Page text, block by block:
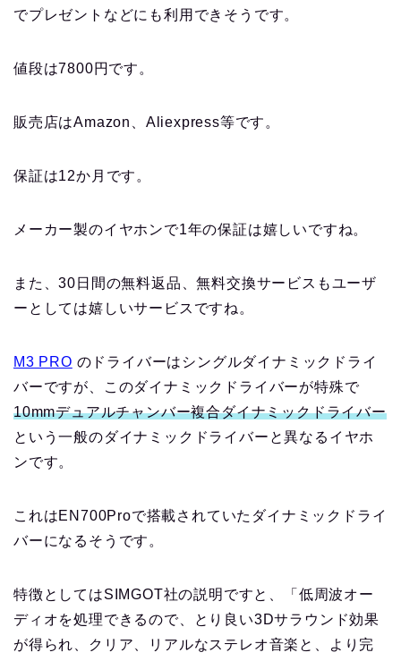
でプレゼントなどにも利用できそうです。
値段は7800円です。
販売店はAmazon、Aliexpress等です。
保証は12か月です。
メーカー製のイヤホンで1年の保証は嬉しいですね。
また、30日間の無料返品、無料交換サービスもユーザ
ーとしては嬉しいサービスですね。
M3 PRO のドライバーはシングルダイナミックドライ
バーですが、このダイナミックドライバーが特殊で
10mmデュアルチャンバー複合ダイナミックドライバー
という一般のダイナミックドライバーと異なるイヤホ
ンです。
これはEN700Proで搭載されていたダイナミックドライ
バーになるそうです。
特徴としてはSIMGOT社の説明ですと、「低周波オー
ディオを処理できるので、とり良い3Dサラウンド効果
が得られ、クリア、リアルなステレオ音楽と、より完